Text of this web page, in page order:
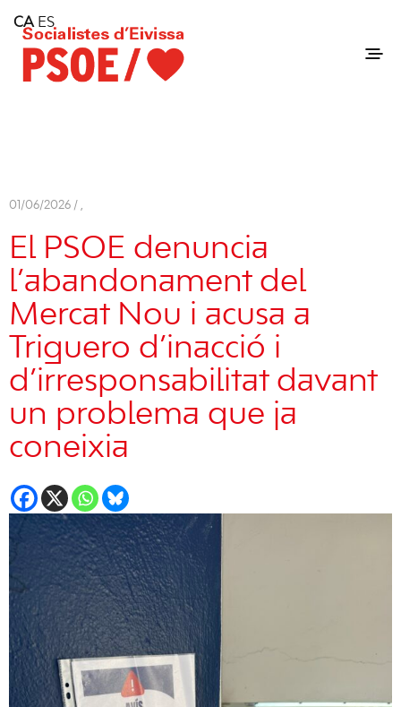
Consell Insular d'Eivissa
Services
Contact
01/06/2026 / ,
El PSOE denuncia
l’abandonament del
Mercat Nou i acusa a
Triguero d’inacció i
d’irresponsabilitat davant
un problema que ja
coneixia
CA ES